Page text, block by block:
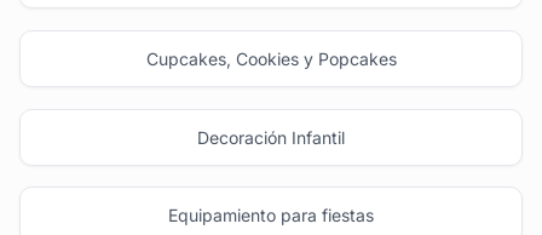
Cupcakes, Cookies y Popcakes
Decoración Infantil
Equipamiento para fiestas